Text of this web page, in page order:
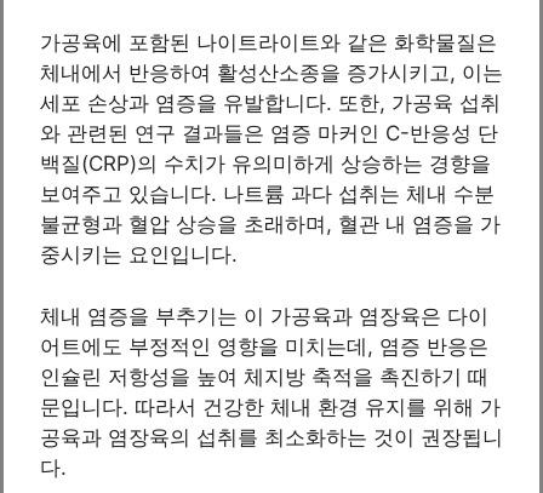
가공육에 포함된 나이트라이트와 같은 화학물질은
체내에서 반응하여 활성산소종을 증가시키고, 이는
세포 손상과 염증을 유발합니다. 또한, 가공육 섭취
와 관련된 연구 결과들은 염증 마커인 C-반응성 단
백질(CRP)의 수치가 유의미하게 상승하는 경향을
보여주고 있습니다. 나트륨 과다 섭취는 체내 수분
불균형과 혈압 상승을 초래하며, 혈관 내 염증을 가
중시키는 요인입니다.
체내 염증을 부추기는 이 가공육과 염장육은 다이
어트에도 부정적인 영향을 미치는데, 염증 반응은
인슐린 저항성을 높여 체지방 축적을 촉진하기 때
문입니다. 따라서 건강한 체내 환경 유지를 위해 가
공육과 염장육의 섭취를 최소화하는 것이 권장됩니
다.